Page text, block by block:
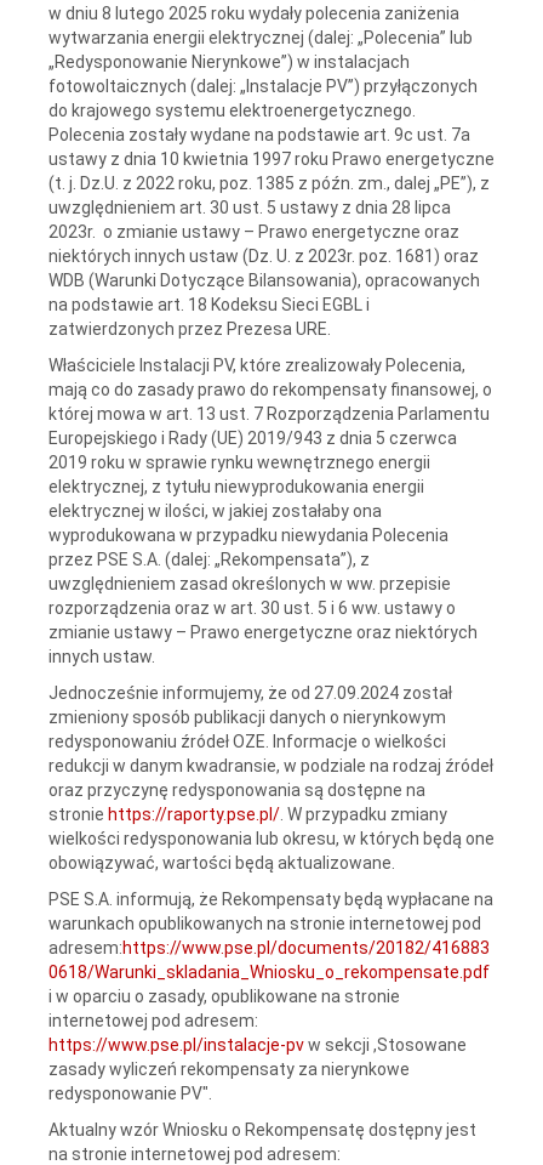
w dniu 8 lutego 2025 roku wydały polecenia zaniżenia
wytwarzania energii elektrycznej (dalej: „Polecenia” lub
„Redysponowanie Nierynkowe”) w instalacjach
fotowoltaicznych (dalej: „Instalacje PV”) przyłączonych
do krajowego systemu elektroenergetycznego.
Polecenia zostały wydane na podstawie art. 9c ust. 7a
ustawy z dnia 10 kwietnia 1997 roku Prawo energetyczne
(t. j. Dz.U. z 2022 roku, poz. 1385 z późn. zm., dalej „PE”), z
uwzględnieniem art. 30 ust. 5 ustawy z dnia 28 lipca
2023r. o zmianie ustawy – Prawo energetyczne oraz
niektórych innych ustaw (Dz. U. z 2023r. poz. 1681) oraz
WDB (Warunki Dotyczące Bilansowania), opracowanych
na podstawie art. 18 Kodeksu Sieci EGBL i
zatwierdzonych przez Prezesa URE.
Właściciele Instalacji PV, które zrealizowały Polecenia,
mają co do zasady prawo do rekompensaty finansowej, o
której mowa w art. 13 ust. 7 Rozporządzenia Parlamentu
Europejskiego i Rady (UE) 2019/943 z dnia 5 czerwca
2019 roku w sprawie rynku wewnętrznego energii
elektrycznej, z tytułu niewyprodukowania energii
elektrycznej w ilości, w jakiej zostałaby ona
wyprodukowana w przypadku niewydania Polecenia
przez PSE S.A. (dalej: „Rekompensata”), z
uwzględnieniem zasad określonych w ww. przepisie
rozporządzenia oraz w art. 30 ust. 5 i 6 ww. ustawy o
zmianie ustawy – Prawo energetyczne oraz niektórych
innych ustaw.
Jednocześnie informujemy, że od 27.09.2024 został
zmieniony sposób publikacji danych o nierynkowym
redysponowaniu źródeł OZE. Informacje o wielkości
redukcji w danym kwadransie, w podziale na rodzaj źródeł
oraz przyczynę redysponowania są dostępne na
stronie https://raporty.pse.pl/ . W przypadku zmiany
wielkości redysponowania lub okresu, w których będą one
obowiązywać, wartości będą aktualizowane.
PSE S.A. informują, że Rekompensaty będą wypłacane na
warunkach opublikowanych na stronie internetowej pod
adresem:https://www.pse.pl/documents/20182/416883
0618/Warunki_skladania_Wniosku_o_rekompensate.pdf
i w oparciu o zasady, opublikowane na stronie
internetowej pod adresem:
https://www.pse.pl/instalacje-pvw sekcji ,Stosowane
zasady wyliczeń rekompensaty za nierynkowe
redysponowanie PV".
Aktualny wzór Wniosku o Rekompensatę dostępny jest
na stronie internetowej pod adresem: